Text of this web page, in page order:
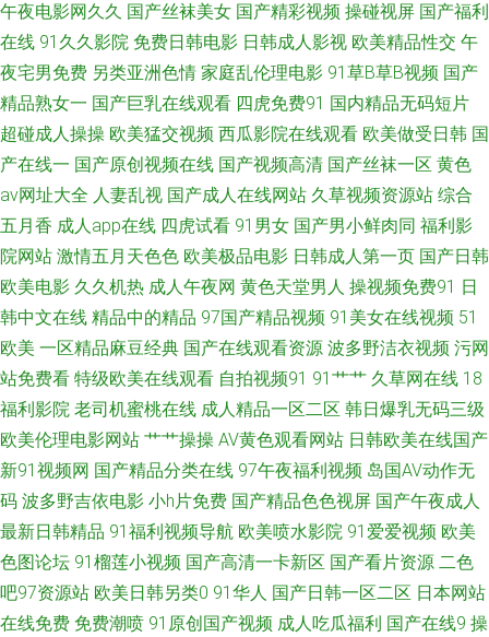
大神在线 韩国三级有码 老司机福利精品 欧美私人激情 三级成人网址 亚洲情
侣自拍91 91红杏 www91熟女 成人福利网 国内自产自拍AV 另类性爱av 青娱
乐豆花午夜 丝袜诱惑毛片 伊人avav 91熟妇视频在线 超碰人人摸人人操 九一
亚瑟视频 人妻骚午夜 亚洲精品视频二区 91露脸黑丝 av三级网 岛国无码不卡
國內精品區在綫 内射寂寞老女人 日本在线AB 婷婷四色超碰 伊人海角91 精
品成人精品 欧美日韩综合在线 天美传媒A片 91美女诱惑 av在线超碰 大香蕉
伊人97 国内91视频 熟女色网 18岁18岁黄色 日韩有码三级 国产91精品密 欧
美的精品的视频 成人日韩 久草福利网站 青青国产区91 深夜释放在线播放 在
线观看肏屄视频 91在线观看网站 日本不卡视频 豆花社区导航 亚洲天堂免费
丁香久久导航 激情综合网站 免费观看日本 色图色B 在线观看美女福利 91永
久免费观看 大香蕉伊人 精品国产网址 欧美成区 99国产人成精品 国产天天无
午夜电影网久久 国产丝袜美女 国产精彩视频 操碰视屏 国产福利
在线 91久久影院 免费日韩电影 日韩成人影视 欧美精品性交 午
夜宅男免费 另类亚洲色情 家庭乱伦理电影 91草B草B视频 国产
精品熟女一 国产巨乳在线观看 四虎免费91 国内精品无码短片
超碰成人操操 欧美猛交视频 西瓜影院在线观看 欧美做受日韩 国
产在线一 国产原创视频在线 国产视频高清 国产丝袜一区 黄色
av网址大全 人妻乱视 国产成人在线网站 久草视频资源站 综合
五月香 成人app在线 四虎试看 91男女 国产男小鲜肉同 福利影
院网站 激情五月天色色 欧美极品电影 日韩成人第一页 国产日韩
欧美电影 久久机热 成人午夜网 黄色天堂男人 操视频免费91 日
韩中文在线 精品中的精品 97国产精品视频 91美女在线视频 51
欧美 一区精品麻豆经典 国产在线观看资源 波多野洁衣视频 污网
站免费看 特级欧美在线观看 自拍视频91 91艹艹 久草网在线 18
福利影院 老司机蜜桃在线 成人精品一区二区 韩日爆乳无码三级
欧美伦理电影网站 艹艹操操 AV黄色观看网站 日韩欧美在线国产
新91视频网 国产精品分类在线 97午夜福利视频 岛国AV动作无
码 波多野吉依电影 小h片免费 国产精品色色视屏 国产午夜成人
最新日韩精品 91福利视频导航 欧美喷水影院 91爱爱视频 欧美
色图论坛 91榴莲小视频 国产高清一卡新区 国产看片资源 二色
吧97资源站 欧美日韩另类0 91华人 国产日韩一区二区 日本网站
在线免费 免费潮喷 91原创国产视频 成人吃瓜福利 国产在线9 操